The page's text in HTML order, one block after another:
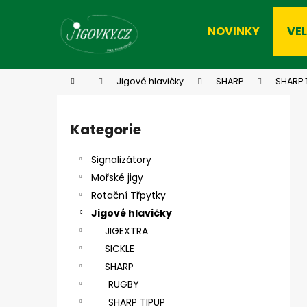
NOVINKY
Domů Jigové hlavičky SHARP SHARP
Přeskočit
kategorie
Kategorie
Signalizátory
Mořské jigy
Rotační Třpytky
Jigové hlavičky
JIGEXTRA
SICKLE
SHARP
RUGBY
SHARP TIPUP
Zpět
Zpět